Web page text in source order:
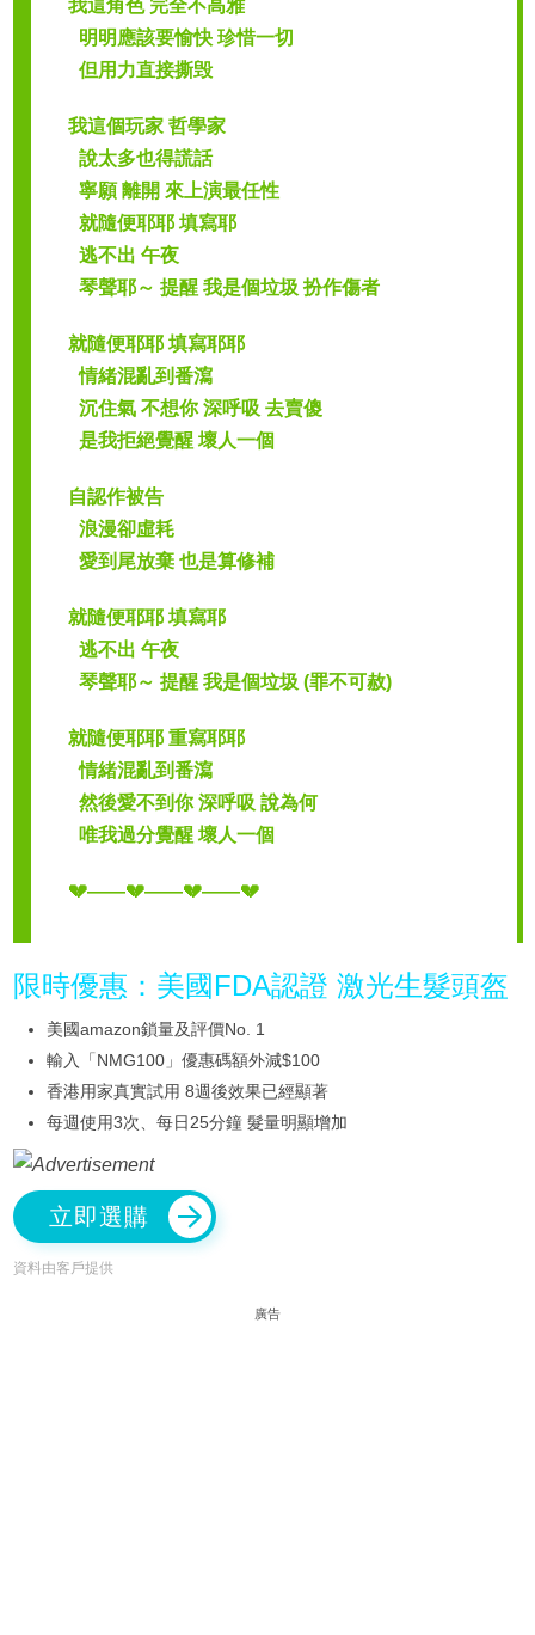
我這角色 完全不高雅
明明應該要愉快 珍惜一切
但用力直接撕毁
我這個玩家 哲學家
說太多也得謊話
寧願 離開 來上演最任性
就隨便耶耶 填寫耶
逃不出 午夜
琴聲耶～ 提醒 我是個垃圾 扮作傷者
就隨便耶耶 填寫耶耶
情緒混亂到番瀉
沉住氣 不想你 深呼吸 去賣傻
是我拒絕覺醒 壞人一個
自認作被告
浪漫卻虛耗
愛到尾放棄 也是算修補
就隨便耶耶 填寫耶
逃不出 午夜
琴聲耶～ 提醒 我是個垃圾 (罪不可赦)
就隨便耶耶 重寫耶耶
情緒混亂到番瀉
然後愛不到你 深呼吸 說為何
唯我過分覺醒 壞人一個
💔——💔——💔——💔
限時優惠：美國FDA認證 激光生髮頭盔
美國amazon鎖量及評價No. 1
輸入「NMG100」優惠碼額外減$100
香港用家真實試用 8週後效果已經顯著
每週使用3次、每日25分鐘 髮量明顯增加
立即選購
資料由客戶提供
廣告